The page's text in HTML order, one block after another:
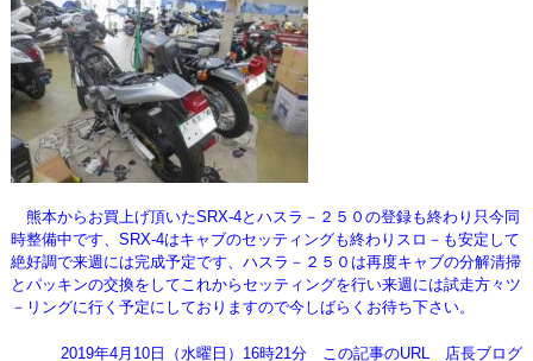
熊本からお買上げ頂いたSRX-4とハスラ－２５０の登録も終わり只今同
時整備中です、SRX-4はキャブのセッティングも終わり スロ－も安定して
絶好調で来週には完成予定です、ハスラ－２５０は再度キャブの分解清掃
とパッキンの交換をしてこれからセッティングを行い来週には試走方々ツ
－リングに行く予定にしておりますので今しばらくお待ち下さい。
2019年4月10日（水曜日）16時21分 この記事のURL
店長ブログ